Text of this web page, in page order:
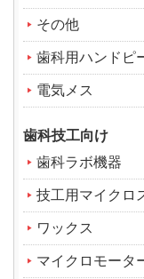
その他
歯科用ハンドピ
電気メス
歯科技工向け
歯科ラボ機器
技工用マイクロ
ワックス
マイクロモータ